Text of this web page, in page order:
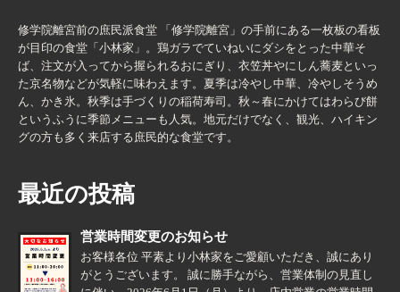
修学院離宮前の庶民派食堂 「修学院離宮」の手前にある一枚板の看板
が目印の食堂「小林家」。鶏ガラでていねいにダシをとった中華そ
ば、注文が入ってから握られるおにぎり、衣笠丼やにしん蕎麦といっ
た京名物などが気軽に味わえます。夏季は冷やし中華、冷やしそうめ
ん、かき氷。秋季は手づくりの稲荷寿司。秋～春にかけてはわらび餅
というふうに季節メニューも人気。地元だけでなく、観光、ハイキン
グの方も多く来店する庶民的な食堂です。
最近の投稿
営業時間変更のお知らせ
お客様各位 平素より小林家をご愛顧いただき、誠にあり
がとうございます。 誠に勝手ながら、営業体制の見直し